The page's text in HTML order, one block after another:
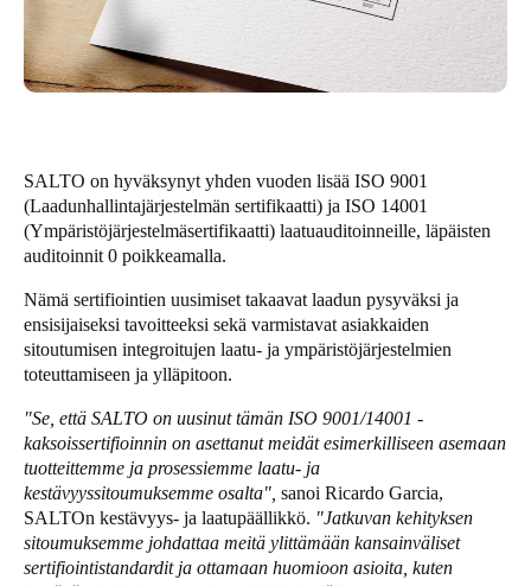
United Kingdom
English
France
Français
Netherlands
NederlandsEnglish
Belgium
FrançaisNederlands English
Spain
Español
Portugal
SALTO on hyväksynyt yhden vuoden lisää ISO 9001
(Laadunhallintajärjestelmän sertifikaatti) ja ISO 14001
(Ympäristöjärjestelmäsertifikaatti) laatuauditoinneille, läpäisten
auditoinnit 0 poikkeamalla.
Nämä sertifiointien uusimiset takaavat laadun pysyväksi ja
ensisijaiseksi tavoitteeksi sekä varmistavat asiakkaiden
sitoutumisen integroitujen laatu- ja ympäristöjärjestelmien
toteuttamiseen ja ylläpitoon.
"Se, että SALTO on uusinut tämän ISO 9001/14001 -
kaksoissertifioinnin on asettanut meidät esimerkilliseen asemaan
tuotteittemme ja prosessiemme laatu- ja
kestävyyssitoumuksemme osalta", sanoi Ricardo Garcia,
SALTOn kestävyys- ja laatupäällikkö. "Jatkuvan kehityksen
sitoumuksemme johdattaa meitä ylittämään kansainväliset
sertifiointistandardit ja ottamaan huomioon asioita, kuten